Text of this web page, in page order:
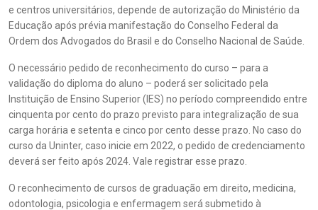
e centros universitários, depende de autorização do Ministério da
Educação após prévia manifestação do Conselho Federal da
Ordem dos Advogados do Brasil e do Conselho Nacional de Saúde.
O necessário pedido de reconhecimento do curso – para a
validação do diploma do aluno – poderá ser solicitado pela
Instituição de Ensino Superior (IES) no período compreendido entre
cinquenta por cento do prazo previsto para integralização de sua
carga horária e setenta e cinco por cento desse prazo. No caso do
curso da Uninter, caso inicie em 2022, o pedido de credenciamento
deverá ser feito após 2024. Vale registrar esse prazo.
O reconhecimento de cursos de graduação em direito, medicina,
odontologia, psicologia e enfermagem será submetido à